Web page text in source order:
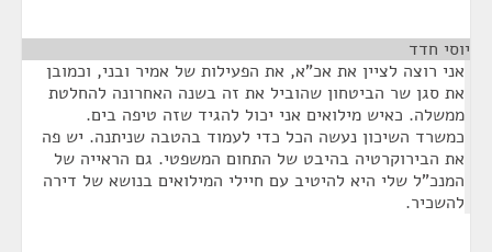
יוסי חדד
אני רוצה לציין את אכ"א, את הפעילות של אמיר ובני, וכמובן
את סגן שר הביטחון שהוביל את זה בשנה האחרונה להחלטת
ממשלה. כאיש מילואים אני יכול להגיד שזה טיפה בים.
כמשרד השיכון נעשה הכל כדי לעמוד בהטבה שניתנה. יש פה
את הבירוקרטיה בהיבט של התחום המשפטי. גם הראייה של
המנכ"ל שלי היא להיטיב עם חיילי המילואים בנושא של דירה
להשכיר.